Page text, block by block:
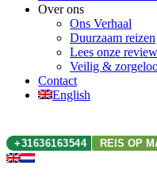
Over ons
Ons Verhaal
Duurzaam reizen
Lees onze
Veilig &
Contact
English
+31636163544 REIS OP